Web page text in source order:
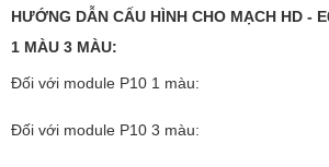
Ngoài ra các bạn có thể liên hệ trực tiếp đến
HƯỚNG DẪN CẤU HÌNH CHO MẠCH HD -
1 MÀU 3 MÀU:
Đối với module P10 1 màu:
Đối với module P10 3 màu: